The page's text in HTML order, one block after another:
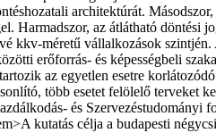
architektúrát.
Harmadszor, az átlátható
kkv-méretű vállalkozások
erőforrás- és képességbeli
az egyetlen esetre
több esetet felölelő
és Szervezéstudományi
kutatás célja a budapesti